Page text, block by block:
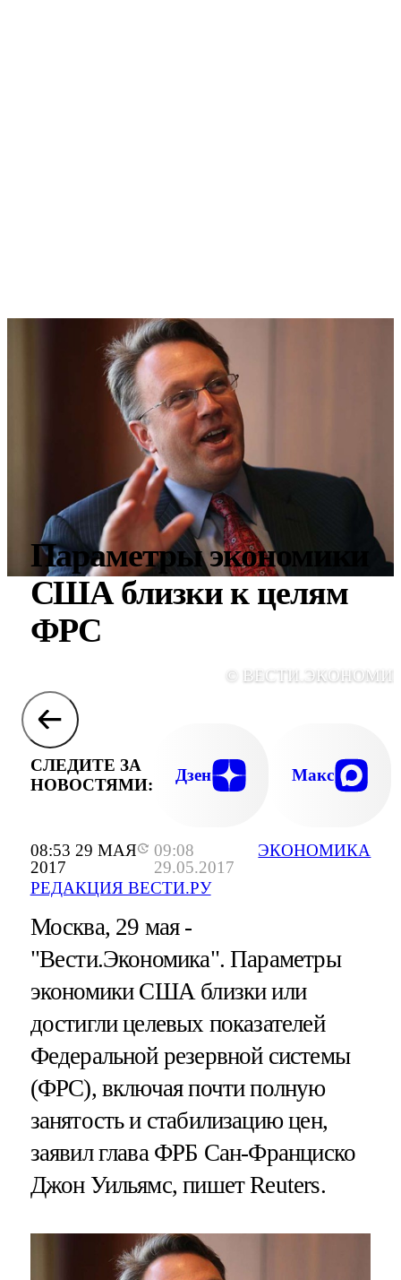
08:53 29 МАЯ
2017
09:08
29.05.2017
РЕДАКЦИЯ ВЕСТИ.РУ
ЭКОНОМИКА
Параметры экономики
США близки к целям
ФРС
©
СЛЕДИТЕ ЗА
НОВОСТЯМИ:
Дзен Макс
Москва, 29 мая -
"Вести.Экономика".Параметры
экономики США близки или
достигли целевых показателей
Федеральной резервной системы
(ФРС), включая почти полную
занятость и стабилизацию цен,
заявил глава ФРБ Сан-Франциско
Джон Уильямс, пишет Reuters.